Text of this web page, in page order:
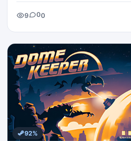
нашего мира, а вам предстоит
остановит надвигающуюся
9 00
92%